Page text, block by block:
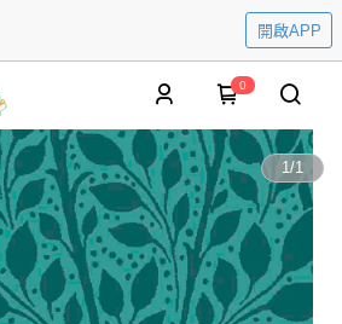
開啟APP
0
1/1